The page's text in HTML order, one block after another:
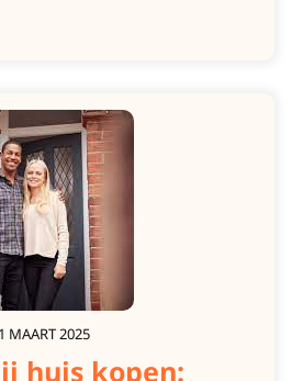
MAART 2025
huis kopen: